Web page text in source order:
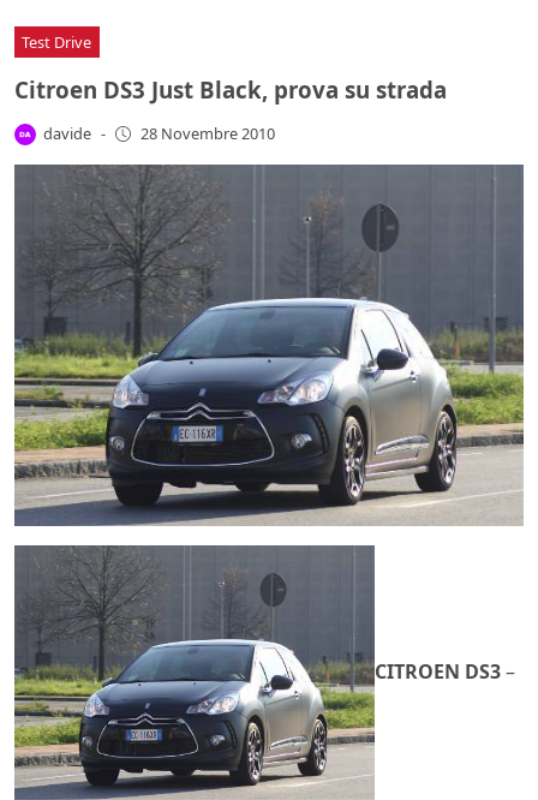
Test Drive
Citroen DS3 Just Black, prova su strada
davide - 28 Novembre 2010
CITROEN DS3–